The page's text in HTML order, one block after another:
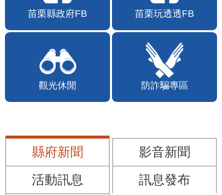
苗栗縣政府FB 苗栗玩透透FB
觀光休閒 防詐騙專區
縣府新聞
影音新聞
活動訊息
訊息發布